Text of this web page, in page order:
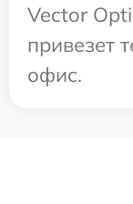
Vector
привезет
офис.